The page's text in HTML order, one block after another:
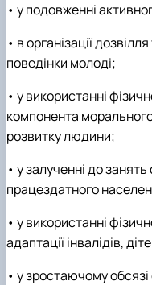
• у подовженні
• в організації
поведінки молоді;
• у використанні
компонента
розвитку людини;
• у залученні до
працездатного
• у використанні
адаптації інвалідів,
• у зростаючому